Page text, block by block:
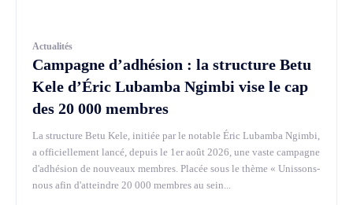
Actualités
Campagne d’adhésion : la structure Betu
Kele d’Éric Lubamba Ngimbi vise le cap
des 20 000 membres
La structure Betu Kele, initiée par le notable Éric Lubamba Ngimbi,
a officiellement lancé, depuis le 1er août 2026, une vaste campagne
d'adhésion de nouveaux membres. Placée sous le thème « Unissons-
nous afin d'atteindre 20 000 membres au sein...